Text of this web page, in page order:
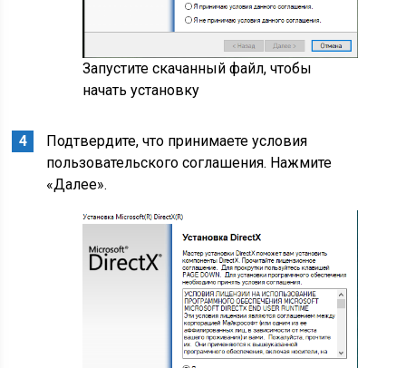
Запустите скачанный файл, чтобы
начать установку
Подтвердите, что принимаете условия
пользовательского соглашения. Нажмите
«Далее».